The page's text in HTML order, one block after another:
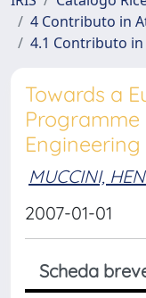
4 Contributo in
4.1 Contributo
Towards a
Programme
Engineering
MUCCINI,
2007-01-01
Scheda